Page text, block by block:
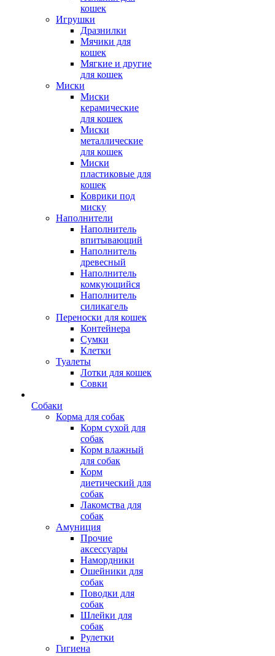
кошек
Игрушки
Дразнилки
Мячики для
кошек
Мягкие и другие
для кошек
Миски
Миски
керамические
для кошек
Миски
металлические
для кошек
Миски
пластиковые для
кошек
Коврики под
миску
Наполнители
Наполнитель
впитывающий
Наполнитель
древесный
Наполнитель
комкующийся
Наполнитель
силикагель
Переноски для кошек
Контейнера
Сумки
Клетки
Туалеты
Лотки для кошек
Совки
Собаки
Корма для собак
Корм сухой для
собак
Корм влажный
для собак
Корм
диетический для
собак
Лакомства для
собак
Амуниция
Прочие
аксессуары
Намордники
Ошейники для
собак
Поводки для
собак
Шлейки для
собак
Рулетки
Гигиена